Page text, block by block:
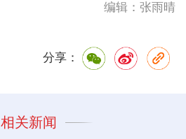
编辑：张雨晴
分享：
相关新闻